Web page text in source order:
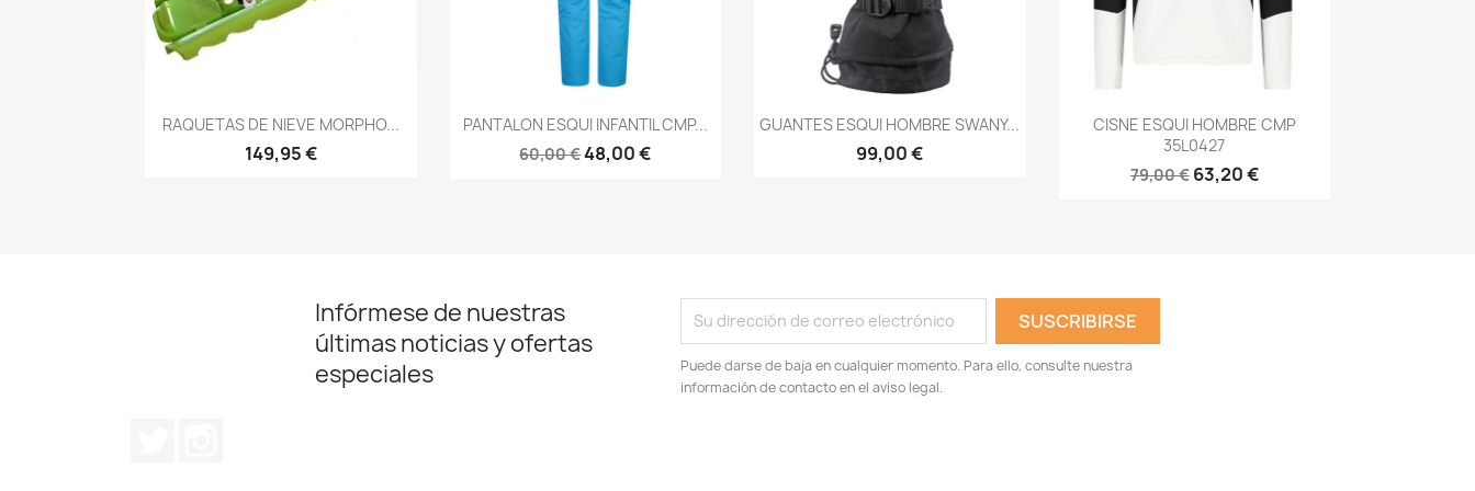
Vista rápida
RAQUETAS DE NIEVE MORPHO...
149,95 €
 Vista rápida
PANTALON ESQUI INFANTIL CMP...
60,00 €48,00 €
Vista rápida
GUANTES ESQUI HOMBRE SWANY...
99,00 €
Vista rápida
CISNE ESQUI HOMBRE CMP
35L0427
79,00 € 63,20 €
Infórmese de nuestras
últimas noticias y ofertas
especiales
Puede darse de baja en cualquier momento. Para ello, consulte nuestra
información de contacto en el aviso legal.